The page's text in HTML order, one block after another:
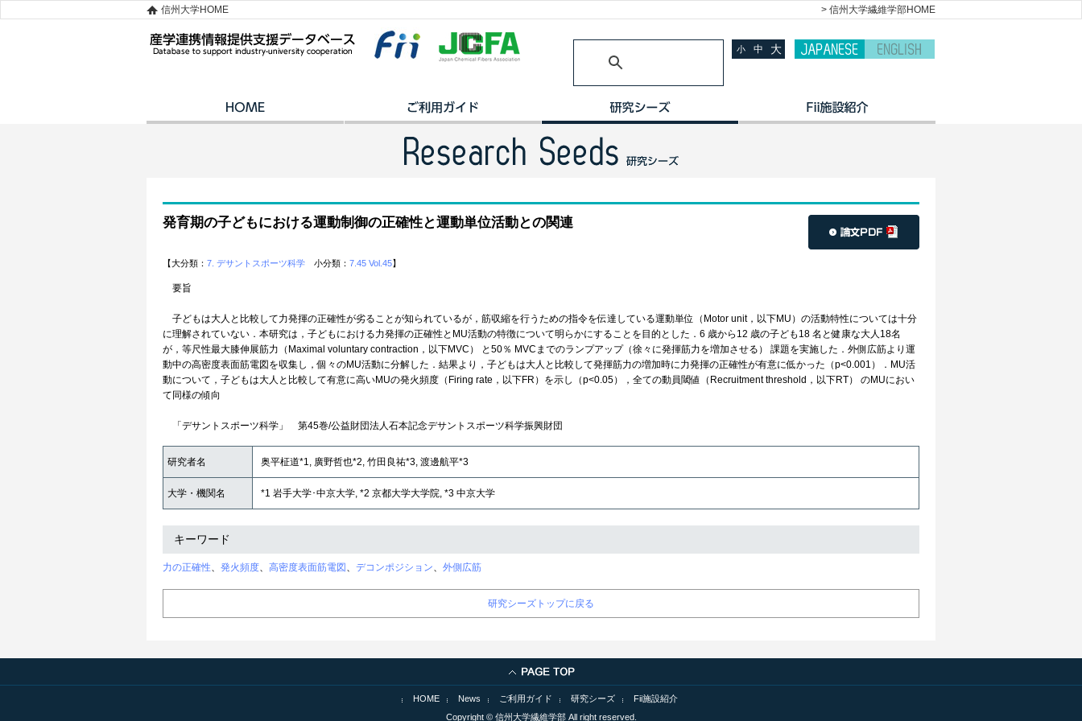
> 信州大学繊維学部HOME
信州大学HOME
小 中 大
発育期の子どもにおける運動制御の正確性と運動単位活動との関連
【大分類： 7. デサントスポーツ科学 小分類： 7.45 Vol.45】
要旨
子どもは大人と比較して力発揮の正確性が劣ることが知られているが，筋収縮を行うための指令を伝達している運動単位（Motor unit，以下MU）の活動特性については十分
に理解されていない．本研究は，子どもにおける力発揮の正確性とMU活動の特徴について明らかにすることを目的とした．6 歳から12 歳の子ども18 名と健康な大人18名
が，等尺性最大膝伸展筋力（Maximal voluntary contraction，以下MVC） と50％ MVCまでのランプアップ（徐々に発揮筋力を増加させる） 課題を実施した．外側広筋より運
動中の高密度表面筋電図を収集し，個々のMU活動に分解した．結果より，子どもは大人と比較して発揮筋力の増加時に力発揮の正確性が有意に低かった（p<0.001）．MU活
動について，子どもは大人と比較して有意に高いMUの発火頻度（Firing rate，以下FR）を示し（p<0.05），全ての動員閾値（Recruitment threshold，以下RT） のMUにおい
て同様の傾向
「デサントスポーツ科学」 第45巻/公益財団法人石本記念デサントスポーツ科学振興財団
研究者名 奥平柾道*1, 廣野哲也*2, 竹田良祐*3, 渡邊航平*3
大学・機関名 *1 岩手大学･中京大学, *2 京都大学大学院, *3 中京大学
キーワード
力の正確性、 発火頻度、 高密度表面筋電図 、 デコンポジション、 外側広筋
研究シーズトップに戻る
HOME News ご利用ガイド 研究シーズ
Fii施設紹介
Copyright © 信州大学繊維学部 All right reserved.